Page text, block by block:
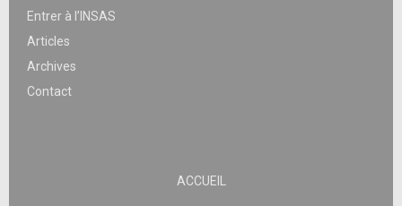
Entrer à l’INSAS
Articles
Archives
Contact
ACCUEIL